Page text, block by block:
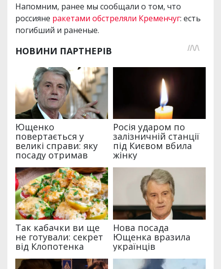
Напомним, ранее мы сообщали о том, что
россияне ракетами обстреляли Кременчуг: есть
погибший и раненые.